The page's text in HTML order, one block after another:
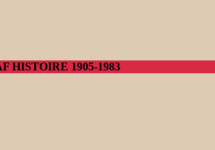
HISTOIRE 1905-1983